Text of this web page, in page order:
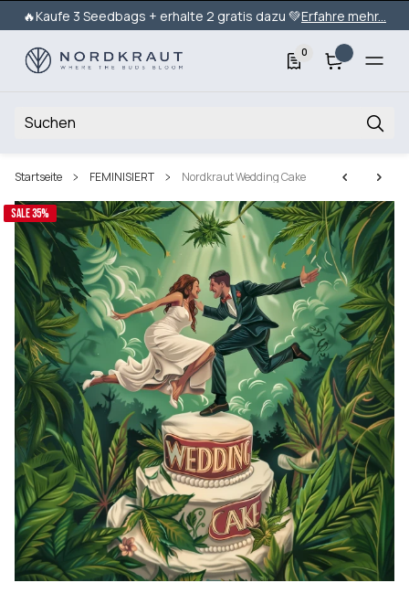
🔥Kaufe 3 Seedbags + erhalte 2 gratis dazu 💚Erfahre mehr...
0
Startseite FEMINISIERT Nordkraut Wedding Cake
SALE 35%